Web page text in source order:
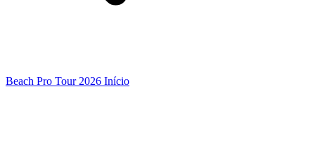
Beach Pro Tour 2026 Início